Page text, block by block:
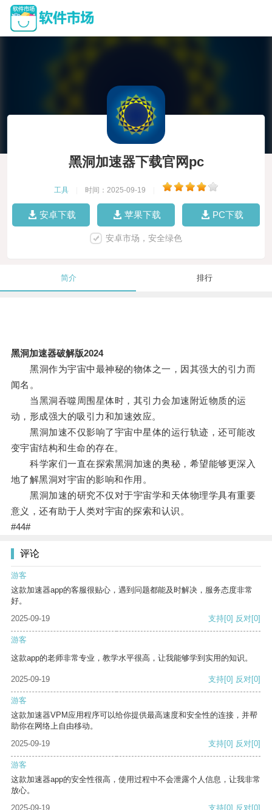
黑洞加速器下载官网pc
工具 时间：2025-09-19
安卓下载 苹果下载 PC下载
安卓市场，安全绿色
简介 排行
黑洞加速器破解版2024
黑洞作为宇宙中最神秘的物体之一，因其强大的引力而
闻名。
当黑洞吞噬周围星体时，其引力会加速附近物质的运
动，形成强大的吸引力和加速效应。
黑洞加速不仅影响了宇宙中星体的运行轨迹，还可能改
变宇宙结构和生命的存在。
科学家们一直在探索黑洞加速的奥秘，希望能够更深入
地了解黑洞对宇宙的影响和作用。
黑洞加速的研究不仅对于宇宙学和天体物理学具有重要
意义，还有助于人类对宇宙的探索和认识。
#44#
评论
游客
这款加速器app的客服很贴心，遇到问题都能及时解决，服务态度非常
好。
2025-09-19
支持[0] 反对[0]
游客
这款app的老师非常专业，教学水平很高，让我能够学到实用的知识。
2025-09-19 支持[0] 反对[0]
游客
这款加速器VPM应用程序可以给你提供最高速度和安全性的连接，并帮
助你在网络上自由移动。
2025-09-19
支持[0] 反对[0]
游客
这款加速器app的安全性很高，使用过程中不会泄露个人信息，让我非常
放心。
2025-09-19
支持[0] 反对[0]